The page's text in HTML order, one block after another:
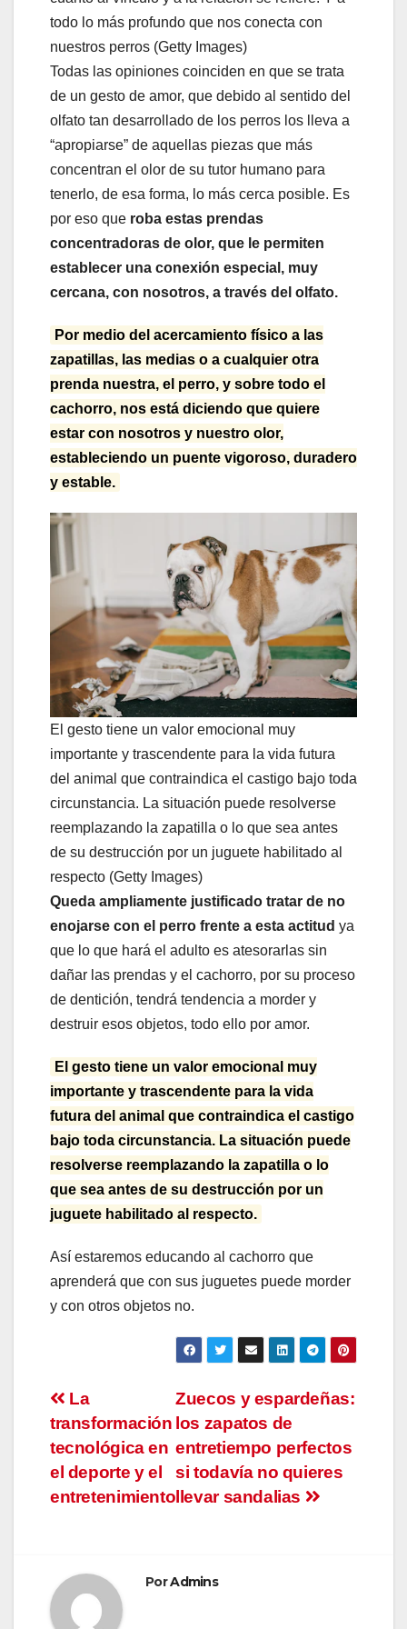
todo lo más profundo que nos conecta con
nuestros perros (Getty Images)
Todas las opiniones coinciden en que se trata
de un gesto de amor, que debido al sentido del
olfato tan desarrollado de los perros los lleva a
“apropiarse” de aquellas piezas que más
concentran el olor de su tutor humano para
tenerlo, de esa forma, lo más cerca posible. Es
por eso que roba estas prendas
concentradoras de olor, que le permiten
establecer una conexión especial, muy
cercana, con nosotros, a través del olfato.
Por medio del acercamiento físico a las
zapatillas, las medias o a cualquier otra
prenda nuestra, el perro, y sobre todo el
cachorro, nos está diciendo que quiere
estar con nosotros y nuestro olor,
estableciendo un puente vigoroso, duradero
y estable.
El gesto tiene un valor emocional muy
importante y trascendente para la vida futura
del animal que contraindica el castigo bajo toda
circunstancia. La situación puede resolverse
reemplazando la zapatilla o lo que sea antes
de su destrucción por un juguete habilitado al
respecto (Getty Images)
Queda ampliamente justificado tratar de no
enojarse con el perro frente a esta actitud ya
que lo que hará el adulto es atesorarlas sin
dañar las prendas y el cachorro, por su proceso
de dentición, tendrá tendencia a morder y
destruir esos objetos, todo ello por amor.
El gesto tiene un valor emocional muy
importante y trascendente para la vida
futura del animal que contraindica el castigo
bajo toda circunstancia. La situación puede
resolverse reemplazando la zapatilla o lo
que sea antes de su destrucción por un
juguete habilitado al respecto.
Así estaremos educando al cachorro que
aprenderá que con sus juguetes puede morder
y con otros objetos no.
Navegación
de
entradas
Zuecos y espardeñas:
los zapatos de
entretiempo perfectos
si todavía no quieres
llevar sandalias
La
transformación
tecnológica en
el deporte y el
entretenimiento
PorAdmins